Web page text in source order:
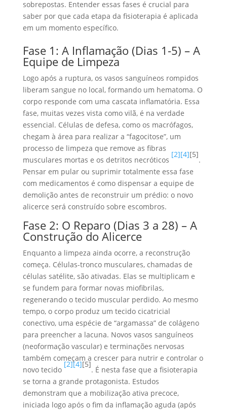
sobrepostas. Entender essas fases é crucial para
saber por que cada etapa da fisioterapia é aplicada
em um momento específico.
Fase 1: A Inflamação (Dias 1-5) – A
Equipe de Limpeza
Logo após a ruptura, os vasos sanguíneos rompidos
liberam sangue no local, formando um hematoma. O
corpo responde com uma cascata inflamatória. Essa
fase, muitas vezes vista como vilã, é na verdade
essencial. Células de defesa, como os macrófagos,
chegam à área para realizar a “fagocitose”, um
processo de limpeza que remove as fibras
musculares mortas e os detritos necróticos
[2][4][5]
.
Pensar em pular ou suprimir totalmente essa fase
com medicamentos é como dispensar a equipe de
demolição antes de reconstruir um prédio: o novo
alicerce será construído sobre escombros.
Fase 2: O Reparo (Dias 3 a 28) – A
Construção do Alicerce
Enquanto a limpeza ainda ocorre, a reconstrução
começa. Células-tronco musculares, chamadas de
células satélite, são ativadas. Elas se multiplicam e
se fundem para formar novas miofibrilas,
regenerando o tecido muscular perdido. Ao mesmo
tempo, o corpo produz um tecido cicatricial
conectivo, uma espécie de “argamassa” de colágeno
para preencher a lacuna. Novos vasos sanguíneos
(neoformação vascular) e terminações nervosas
também começam a crescer para nutrir e controlar o
novo tecido
[2][4][5]
. É nesta fase que a fisioterapia
se torna a grande protagonista. Estudos
demonstram que a mobilização ativa precoce,
iniciada logo após o fim da inflamação aguda (após